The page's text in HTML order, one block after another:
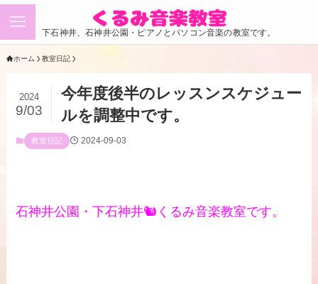
下石神井、石神井公園・ピアノとパソコン音楽の教室です。
ホーム 教室日記
今年度後半のレッスンスケジュー
ルを調整中です。
2024
9/03
教室日記 2024-09-03
石神井公園・下石神井🐿くるみ音楽教室です。